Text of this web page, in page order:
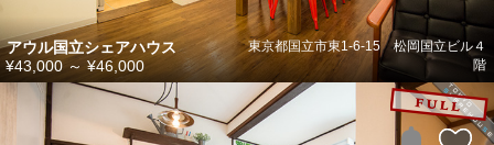
アウル国立シェアハウス
東京都国立市東1-6-15 松岡国立ビル４
階
¥43,000～ ¥46,000